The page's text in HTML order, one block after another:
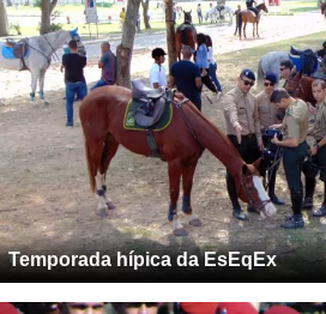
Temporada hípica da EsEqEx